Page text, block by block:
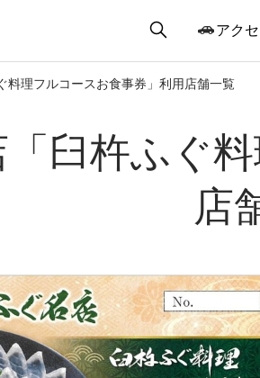
アク
料理フルコースお食事券」利用店舗一覧
臼杵ふぐ
店